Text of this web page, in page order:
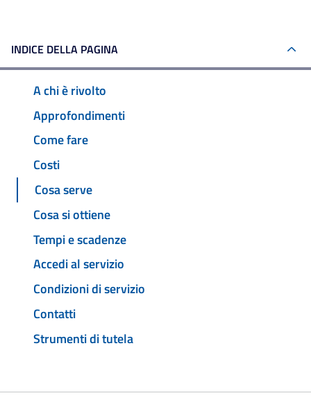
INDICE DELLA PAGINA
A chi è rivolto
Approfondimenti
Come fare
Costi
Cosa serve
Cosa si ottiene
Tempi e scadenze
Accedi al servizio
Condizioni di servizio
Contatti
Strumenti di tutela